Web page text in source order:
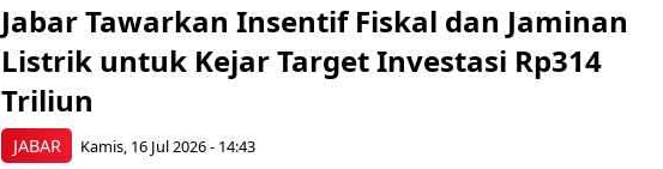
JABAR
Jabar Tawarkan Insentif Fiskal dan Jaminan
Listrik untuk Kejar Target Investasi Rp314
Triliun
Kamis, 16 Jul 2026 - 14:43